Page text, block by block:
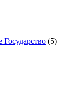
Государство (5)